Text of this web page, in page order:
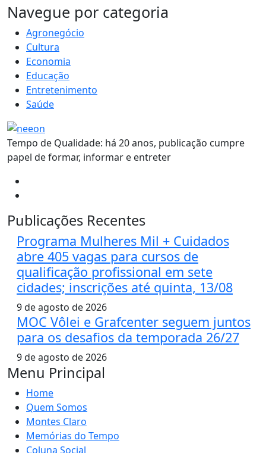
MAIS VISTOS
Navegue por categoria
Agronegócio
Cultura
Economia
Educação
Entretenimento
Saúde
Tempo de Qualidade: há 20 anos, publicação cumpre
papel de formar, informar e entreter
Publicações Recentes
Programa Mulheres Mil + Cuidados
abre 405 vagas para cursos de
qualificação profissional em sete
cidades; inscrições até quinta, 13/08
9 de agosto de 2026
MOC Vôlei e Grafcenter seguem juntos
para os desafios da temporada 26/27
9 de agosto de 2026
Menu Principal
Home
Quem Somos
Montes Claro
Memórias do Tempo
Coluna Social